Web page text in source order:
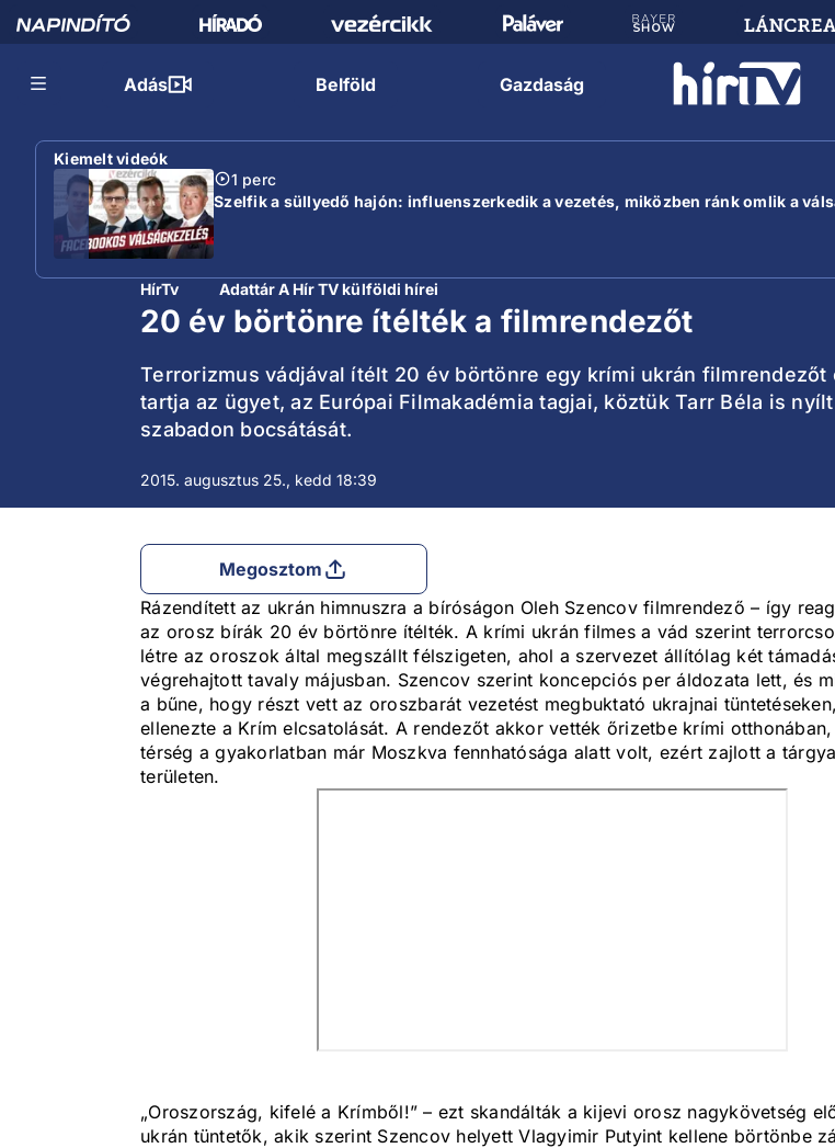
Adás Belföld Gazdaság
Kiemelt videók
1 perc
Szelfik a süllyedő hajón: influenszerkedik a vezetés, miközben ránk omlik a
HírTv Adattár A Hír TV külföldi hírei
20 év börtönre ítélték a filmrendezőt
Terrorizmus vádjával ítélt 20 év börtönre egy krími ukrán
tartja az ügyet, az Európai Filmakadémia tagjai, köztük Tarr Béla is
szabadon bocsátását.
2015. augusztus 25., kedd 18:39
Megosztom
Rázendített az ukrán himnuszra a bíróságon Oleh Szencov filmrendező – így
az orosz bírák 20 év börtönre ítélték. A krími ukrán filmes a vád szerint
létre az oroszok által megszállt félszigeten, ahol a szervezet állítólag két
végrehajtott tavaly májusban. Szencov szerint koncepciós per áldozata lett, és
a bűne, hogy részt vett az oroszbarát vezetést megbuktató ukrajnai
ellenezte a Krím elcsatolását. A rendezőt akkor vették őrizetbe krími
térség a gyakorlatban már Moszkva fennhatósága alatt volt, ezért zajlott a
területen.
„Oroszország, kifelé a Krímből!” – ezt skandálták a kijevi orosz nagykövetség
ukrán tüntetők, akik szerint Szencov helyett Vlagyimir Putyint kellene börtönbe